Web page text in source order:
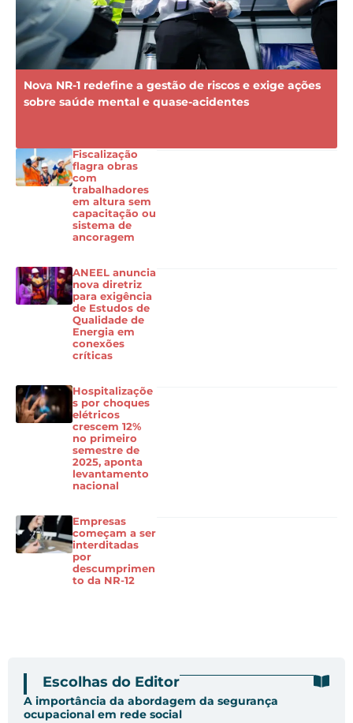
Nova NR-1 redefine a gestão de riscos e exige ações
sobre saúde mental e quase-acidentes
Fiscalização
flagra obras
com
trabalhadores
em altura sem
capacitação ou
sistema de
ancoragem
ANEEL anuncia
nova diretriz
para exigência
de Estudos de
Qualidade de
Energia em
conexões
críticas
Hospitalizaçõe
s por choques
elétricos
crescem 12%
no primeiro
semestre de
2025, aponta
levantamento
nacional
Empresas
começam a ser
interditadas
por
descumprimen
to da NR-12
Escolhas do Editor
A importância da abordagem da segurança
ocupacional em rede social